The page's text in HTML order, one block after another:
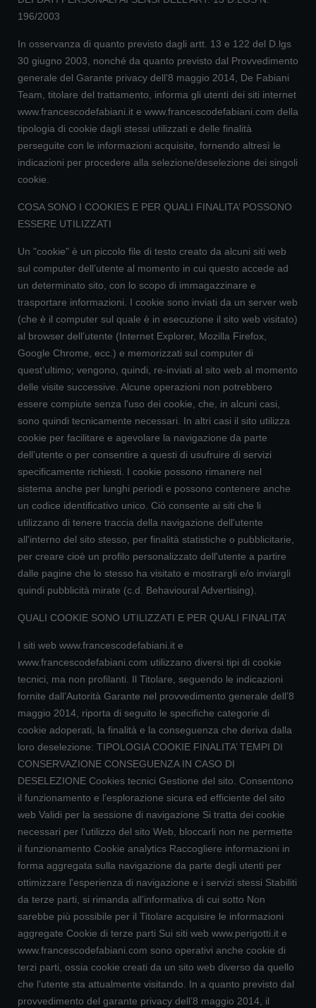
196/2003
In osservanza di quanto previsto dagli artt. 13 e 122 del D.lgs
30 giugno 2003, nonché da quanto previsto dal Provvedimento
generale del Garante privacy dell’8 maggio 2014, De Fabiani
Team, titolare del trattamento, informa gli utenti dei siti internet
www.francescodefabiani.it e www.francescodefabiani.com della
tipologia di cookie dagli stessi utilizzati e delle finalità
perseguite con le informazioni acquisite, fornendo altresì le
indicazioni per procedere alla selezione/deselezione dei singoli
cookie.
COSA SONO I COOKIES E PER QUALI FINALITA’ POSSONO
ESSERE UTILIZZATI
Un "cookie" è un piccolo file di testo creato da alcuni siti web
sul computer dell’utente al momento in cui questo accede ad
un determinato sito, con lo scopo di immagazzinare e
trasportare informazioni. I cookie sono inviati da un server web
(che è il computer sul quale è in esecuzione il sito web visitato)
al browser dell’utente (Internet Explorer, Mozilla Firefox,
Google Chrome, ecc.) e memorizzati sul computer di
quest’ultimo; vengono, quindi, re-inviati al sito web al momento
delle visite successive. Alcune operazioni non potrebbero
essere compiute senza l'uso dei cookie, che, in alcuni casi,
sono quindi tecnicamente necessari. In altri casi il sito utilizza
cookie per facilitare e agevolare la navigazione da parte
dell’utente o per consentire a questi di usufruire di servizi
specificamente richiesti. I cookie possono rimanere nel
sistema anche per lunghi periodi e possono contenere anche
un codice identificativo unico. Ciò consente ai siti che li
utilizzano di tenere traccia della navigazione dell'utente
all'interno del sito stesso, per finalità statistiche o pubblicitarie,
per creare cioè un profilo personalizzato dell'utente a partire
dalle pagine che lo stesso ha visitato e mostrargli e/o inviargli
quindi pubblicità mirate (c.d. Behavioural Advertising).
QUALI COOKIE SONO UTILIZZATI E PER QUALI FINALITA’
I siti web www.francescodefabiani.it e
www.francescodefabiani.com utilizzano diversi tipi di cookie
tecnici, ma non profilanti. Il Titolare, seguendo le indicazioni
fornite dall’Autorità Garante nel provvedimento generale dell’8
maggio 2014, riporta di seguito le specifiche categorie di
cookie adoperati, la finalità e la conseguenza che deriva dalla
loro deselezione: TIPOLOGIA COOKIE FINALITA’ TEMPI DI
CONSERVAZIONE CONSEGUENZA IN CASO DI
DESELEZIONE Cookies tecnici Gestione del sito. Consentono
il funzionamento e l’esplorazione sicura ed efficiente del sito
web Validi per la sessione di navigazione Si tratta dei cookie
necessari per l’utilizzo del sito Web, bloccarli non ne permette
il funzionamento Cookie analytics Raccogliere informazioni in
forma aggregata sulla navigazione da parte degli utenti per
ottimizzare l'esperienza di navigazione e i servizi stessi Stabiliti
da terze parti, si rimanda all’informativa di cui sotto Non
sarebbe più possibile per il Titolare acquisire le informazioni
aggregate Cookie di terze parti Sui siti web www.perigotti.it e
www.francescodefabiani.com sono operativi anche cookie di
terzi parti, ossia cookie creati da un sito web diverso da quello
che l’utente sta attualmente visitando. In a quanto previsto dal
provvedimento del garante privacy dell’8 maggio 2014, il